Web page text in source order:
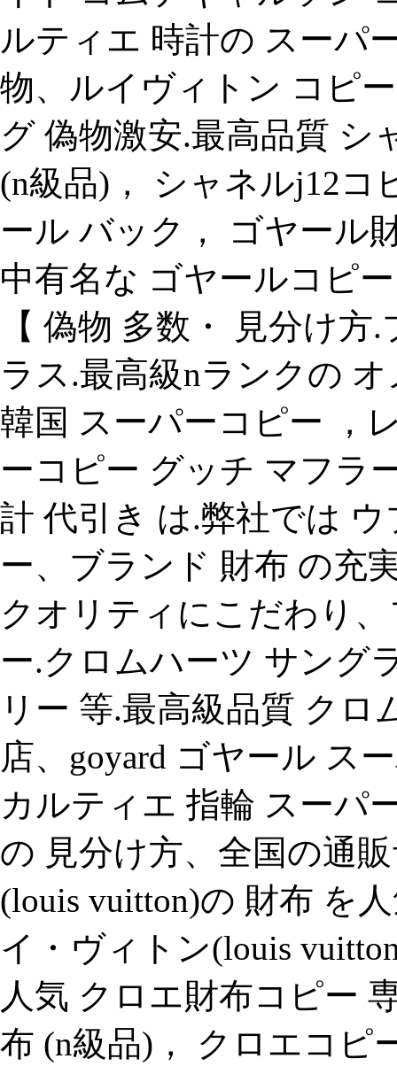
ルティエ 時計の スーパ
物、ルイヴィトン コピ
グ 偽物激安.最高品質 シ
(n級品)， シャネルj12コ
ール バック， ゴヤール
中有名な ゴヤールコピ
【 偽物 多数・ 見分け
ラス.最高級nランクの
韓国 スーパーコピー ，
ーコピー グッチ マフラ
計 代引き は.弊社では
ー、ブランド 財布 の充
クオリティにこだわり
ー.クロムハーツ サング
リー 等.最高級品質 クロ
店、goyard ゴヤール ス
カルティエ 指輪 スーパ
の 見分け方、全国の通
(louis vuitton)の 財布 を
イ・ヴィトン(louis
人気 クロエ財布コピー
布 (n級品)， クロエコピ